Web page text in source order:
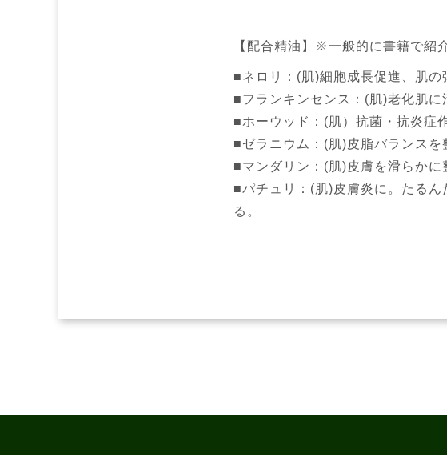
【配合精油】※一般的に書籍で紹
■ネロリ：(肌)細胞成長促進、肌の
■フランキンセンス：(肌)老化肌に
■ホーウッド：(肌）抗菌・抗炎症
■ゼラニウム：(肌)皮脂バランスを
■マンダリン：(肌)皮膚を滑らかに
■パチュリ：(肌)皮膚炎に。たる
る。